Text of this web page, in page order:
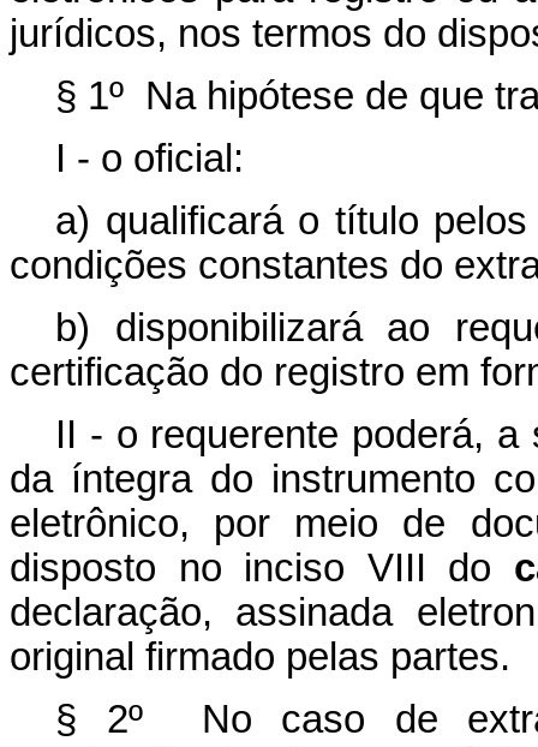
jurídicos, nos termos do
§ 1º Na hipótese de que
I - o oficial:
a) qualificará o título
condições constantes do
b) disponibilizará ao
certificação do registro em
II - o requerente poderá,
da íntegra do instrumento
eletrônico, por meio de
disposto no inciso VIII do
declaração, assinada
original firmado pelas partes.
§ 2º No caso de